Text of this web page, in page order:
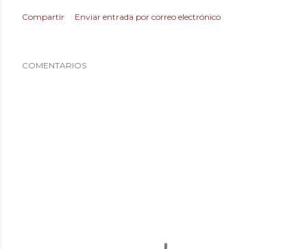
Compartir Enviar entrada por correo electrónico
COMENTARIOS